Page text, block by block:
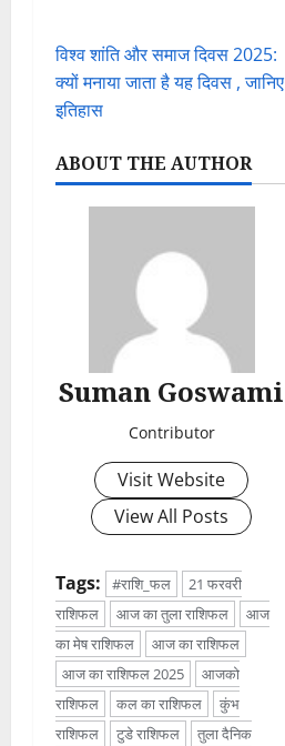
विश्व शांति और समाज दिवस 2025:
क्यों मनाया जाता है यह दिवस , जानिए
इतिहास
ABOUT THE AUTHOR
Suman Goswami
Contributor
Visit Website
View All Posts
Tags: #राशि_फल
21 फरवरी
राशिफल
आज का तुला राशिफल
आज
का मेष राशिफल
आज का राशिफल
आज का राशिफल 2025
आजको
राशिफल
कल का राशिफल
कुंभ
राशिफल
टुडे राशिफल
तुला दैनिक